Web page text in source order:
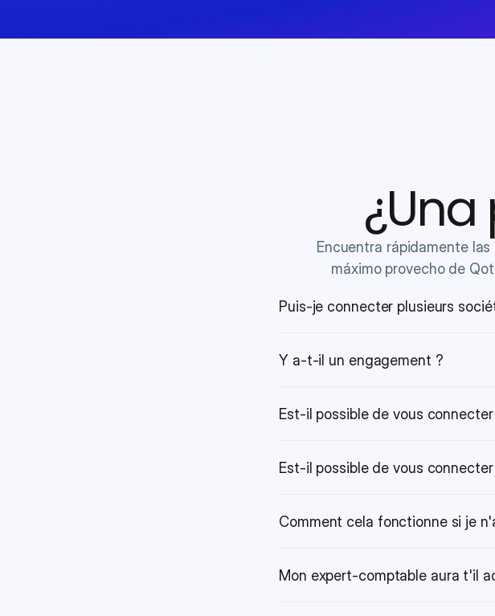
Encuentra rápidamente
máximo provecho de
Puis-je connecter plusieurs
Y a-t-il un engagement ?
Est-il possible de vous
Est-il possible de vous
Comment cela fonctionne si je
Mon expert-comptable aura t'il